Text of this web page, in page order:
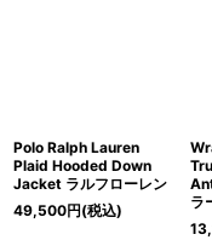
Polo Ralph Lauren
Plaid Hooded Down
Jacket ラルフローレン
49,500円(税込)
ラ